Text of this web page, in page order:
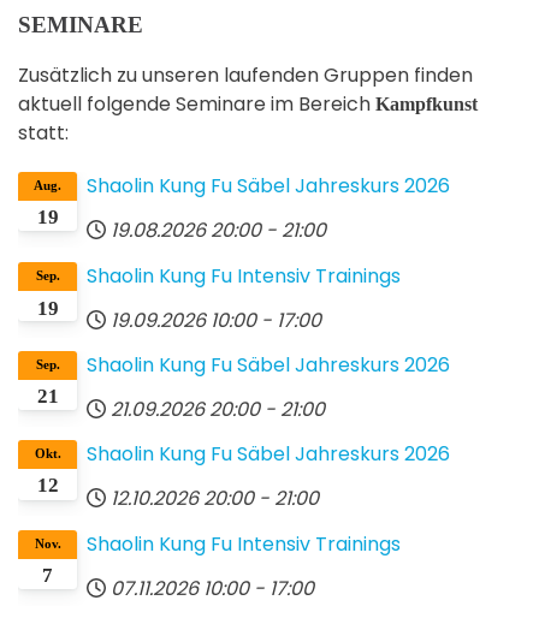
SEMINARE
Zusätzlich zu unseren laufenden Gruppen finden
aktuell folgende Seminare im Bereich Kampfkunst
statt:
19
Aug.
Shaolin Kung Fu Säbel Jahreskurs 2026
19.08.2026 20:00 - 21:00
19
Sep.
Shaolin Kung Fu Intensiv Trainings
19.09.2026 10:00 - 17:00
21
Sep.
Shaolin Kung Fu Säbel Jahreskurs 2026
21.09.2026 20:00 - 21:00
12
Okt.
Shaolin Kung Fu Säbel Jahreskurs 2026
12.10.2026 20:00 - 21:00
7
Nov.
Shaolin Kung Fu Intensiv Trainings
07.11.2026 10:00 - 17:00